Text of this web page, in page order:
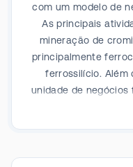
com um modelo de
As principais
mineração de
principalmente
ferrossilício. Além
unidade de
(carvão vegetal) a
metalúrgico, estão